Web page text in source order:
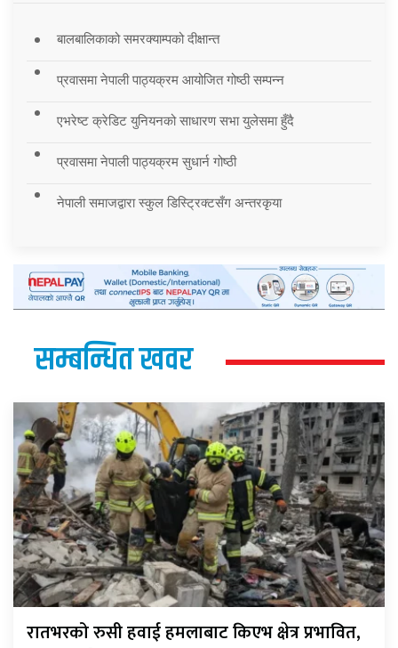
बालबालिकाको समरक्याम्पको दीक्षान्त
प्रवासमा नेपाली पाठ्यक्रम आयोजित गोष्ठी सम्पन्न
एभरेष्ट क्रेडिट युनियनको साधारण सभा युलेसमा हुँदै
प्रवासमा नेपाली पाठ्यक्रम सुधार्न गोष्ठी
नेपाली समाजद्वारा स्कुल डिस्ट्रिक्टसँग अन्तरकृया
सम्बन्धित खवर
रातभरको रुसी हवाई हमलाबाट किएभ क्षेत्र प्रभावित,